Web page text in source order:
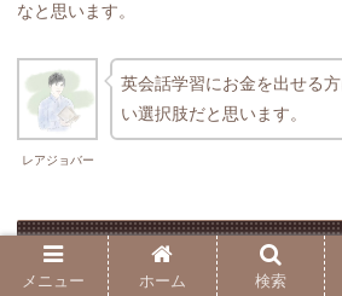
なと思います。
レアジョバー
英会話学習にお金を出せる
い選択肢だと思います。
レアジョブの特徴｜DMM英会話
ンプとの比較
メニュー ホーム 検索